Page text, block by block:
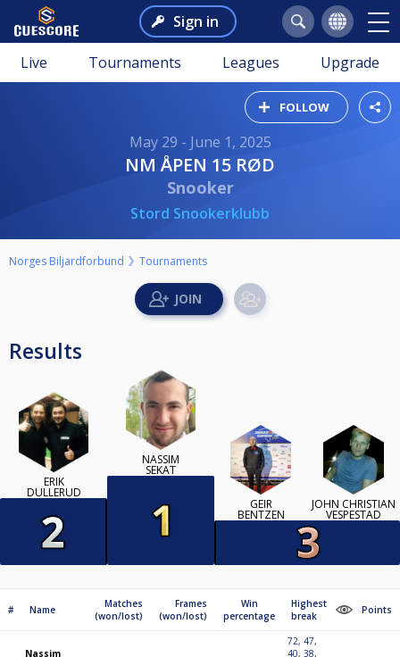
Sign in
Live Tournaments Leagues Upgrade
FOLLOW
May 29 - June 1, 2025
NM ÅPEN 15 RØD
Snooker
Stord Snookerklubb
Norges Biljardforbund Tournaments
Results
ERIK
DULLERUD
NASSIM
SEKAT
GEIR
BENTZEN
JOHN CHRISTIAN
VESPESTAD
# Name
Matches
(won/lost)
Frames
(won/lost)
Win
percentage
Highest
break
Points
Nassim
72, 47,
40, 38,